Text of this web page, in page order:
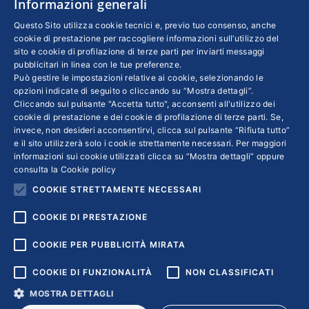
INFO LEGALI
Colophon editoriali
Disclaimer
Privacy
Coordinate Bancarie
Informazioni generali
Questo Sito utilizza cookie tecnici e, previo tuo consenso, anche
cookie di prestazione per raccogliere informazioni sull’utilizzo del
sito e cookie di profilazione di terze parti per inviarti messaggi
pubblicitari in linea con le tue preferenze.
Può gestire le impostazioni relative ai cookie, selezionando le
opzioni indicate di seguito o cliccando su “Mostra dettagli”.
Cliccando sul pulsante "Accetta tutto", acconsenti all'utilizzo dei
cookie di prestazione e dei cookie di profilazione di terze parti. Se,
invece, non desideri acconsentirvi, clicca sul pulsante “Rifiuta tutto”
e il sito utilizzerà solo i cookie strettamente necessari. Per maggiori
informazioni sui cookie utilizzati clicca su “Mostra dettagli” oppure
consulta la Cookie policy
COOKIE STRETTAMENTE NECESSARI
COOKIE DI PRESTAZIONE
COOKIE PER PUBBLICITÀ MIRATA
COOKIE DI FUNZIONALITÀ NON CLASSIFICATI
MOSTRA DETTAGLI